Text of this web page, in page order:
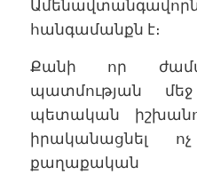
հանգամանքն է։
Քանի որ
պատմության
պետական
իրականացնել